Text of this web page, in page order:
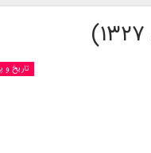
تاریخ و